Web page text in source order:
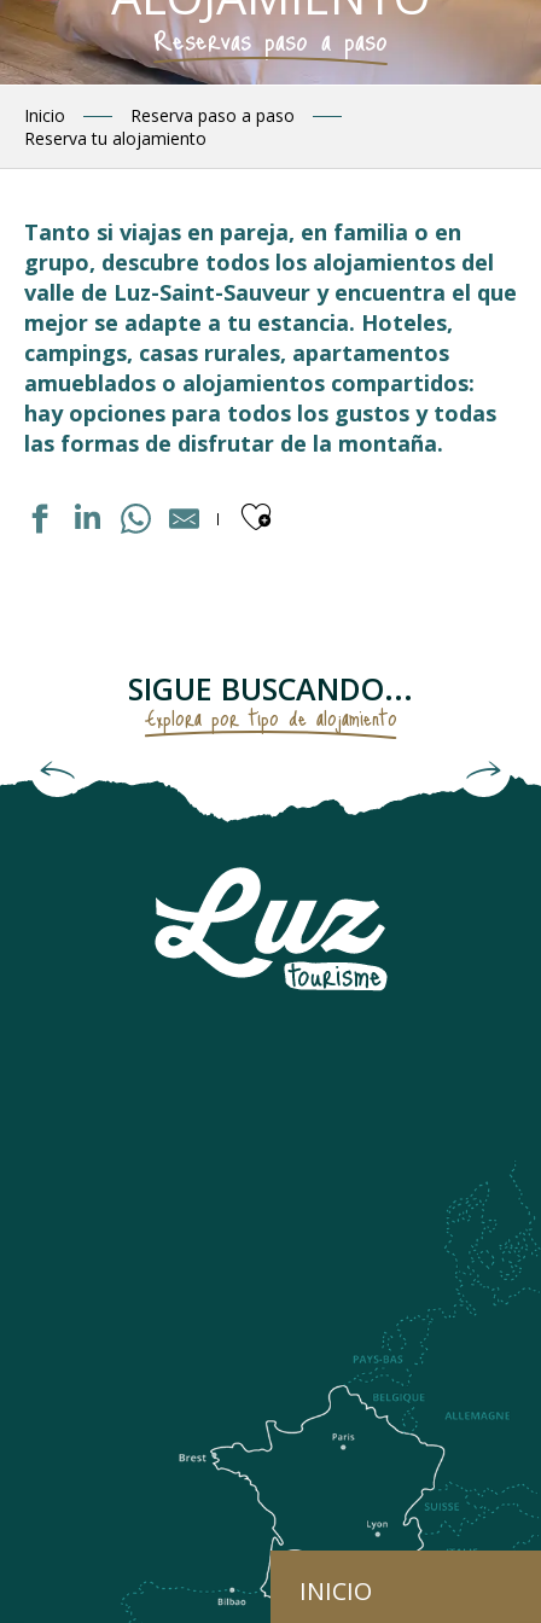
INICIO
Reservas paso a paso
Inicio
Reserva paso a paso
Reserva tu alojamiento
Tanto si viajas en pareja, en familia o en
grupo, descubre todos los alojamientos del
valle de Luz-Saint-Sauveur y encuentra el que
mejor se adapte a tu estancia. Hoteles,
campings, casas rurales, apartamentos
amueblados o alojamientos compartidos:
hay opciones para todos los gustos y todas
las formas de disfrutar de la montaña.
Ajouter aux
APPARTEMENT REMPARTS
AU COIN DES THERMES
APPARTEMENT DANS RESIDENCE
CHAMBRES D'HÔTES "MAISON DEOU"
APPARTEMENT DANS MAISON
APPARTEMENT DANS RESIDENCE
APPARTEMENT DANS RESIDENCE
APPARTEMENT DANS MAISON ANCLADE
SIGUE BUSCANDO...
Explora por tipo de alojamiento